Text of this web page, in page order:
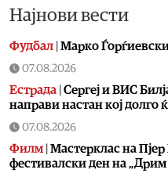
Најнови вести
Фудбал Марко
07.08.2026
Естрада Сергеј и ВИС
направи настан кој долго
07.08.2026
Филм| Мастерклас на
фестивалски ден на